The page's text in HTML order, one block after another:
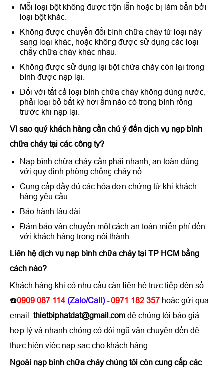
Mỗi loại bột không được trộn lẫn hoặc bị làm bẩn bởi
loại bột khác.
Không được chuyển đổi bình chữa cháy từ loại này
sang loại khác, hoặc không được sử dụng các loại
chấy chữa cháy khác nhau.
Không được sử dụng lại bột chữa cháy còn lại trong
bình được nạp lại.
Đối với tất cả loại bình chữa cháy không dùng nước,
phải loại bỏ bất kỳ hơi ẩm nào có trong bình rỗng
trước khi nạp lại.
Vì sao quý khách hàng cần chú ý đến dịch vụ nạp bình
chữa cháy tại các công ty?
Nạp bình chữa cháy cần phải nhanh, an toàn đúng
với quy định phòng chống cháy nổ.
Cung cấp đầy đủ các hóa đơn chứng từ khi khách
hàng yêu cầu.
Bảo hành lâu dài
Đảm bảo vận chuyển một cách an toàn miễn phí đến
với khách hàng trong nội thành.
Liên hệ dịch vụ nạp bình chữa cháy tại TP HCM bằng
cách nào?
Khách hàng khi có nhu cầu càn liên hệ trực tiếp đên số
☎️0909 087 114 (Zalo/Call) - 0971 182 357 hoặc gửi qua
email: thietbiphatdat@gmail.com để chúng tôi báo giá
hợp lý và nhanh chóng có đội ngũ vận chuyển đến để
thực hiện việc nạp sạc cho khách hàng.
Ngoài nạp bình chữa cháy chúng tôi còn cung cấp các